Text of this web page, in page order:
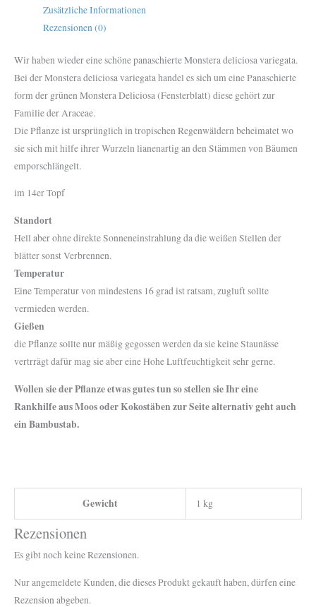
Zusätzliche Informationen
Rezensionen (0)
Wir haben wieder eine schöne panaschierte Monstera deliciosa variegata.
Bei der Monstera deliciosa variegata handel es sich um eine Panaschierte
form der grünen Monstera Deliciosa (Fensterblatt) diese gehört zur
Familie der Araceae.
Die Pflanze ist ursprünglich in tropischen Regenwäldern beheimatet wo
sie sich mit hilfe ihrer Wurzeln lianenartig an den Stämmen von Bäumen
emporschlängelt.
im 14er Topf
Standort
Hell aber ohne direkte Sonneneinstrahlung da die weißen Stellen der
blätter sonst Verbrennen.
Temperatur
Eine Temperatur von mindestens 16 grad ist ratsam, zugluft sollte
vermieden werden.
Gießen
die Pflanze sollte nur mäßig gegossen werden da sie keine Staunässe
vertrrägt dafür mag sie aber eine Hohe Luftfeuchtigkeit sehr gerne.
Wollen sie der Pflanze etwas gutes tun so stellen sie Ihr eine
Rankhilfe aus Moos oder Kokostäben zur Seite alternativ geht auch
ein Bambustab.
Gewicht 1 kg
Rezensionen
Es gibt noch keine Rezensionen.
Nur angemeldete Kunden, die dieses Produkt gekauft haben, dürfen eine
Rezension abgeben.